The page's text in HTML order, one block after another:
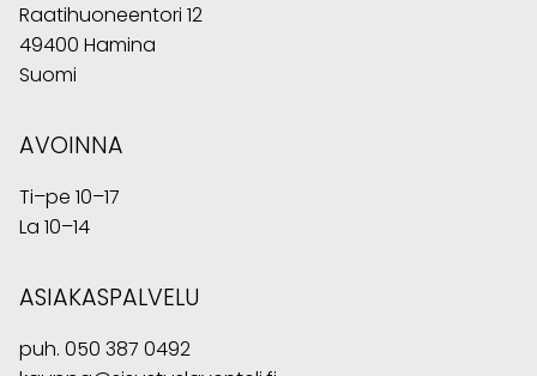
Raatihuoneentori 12
49400 Hamina
Suomi
AVOINNA
Ti–pe 10–17
La 10–14
ASIAKASPALVELU
puh. 050 387 0492